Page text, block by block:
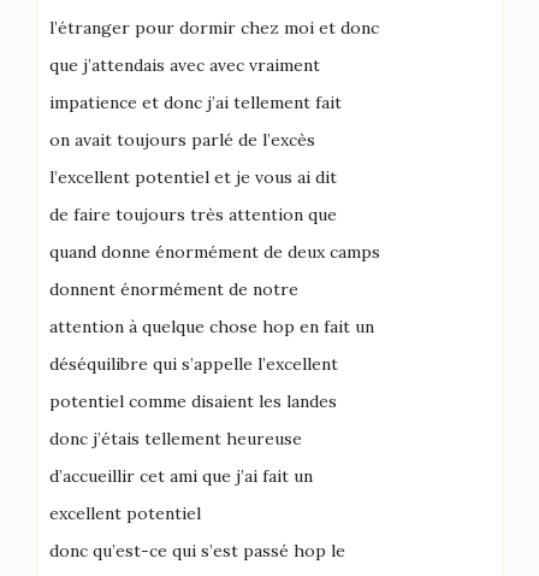
l’étranger pour dormir chez moi et donc
que j’attendais avec avec vraiment
impatience et donc j’ai tellement fait
on avait toujours parlé de l’excès
l’excellent potentiel et je vous ai dit
de faire toujours très attention que
quand donne énormément de deux camps
donnent énormément de notre
attention à quelque chose hop en fait un
déséquilibre qui s’appelle l’excellent
potentiel comme disaient les landes
donc j’étais tellement heureuse
d’accueillir cet ami que j’ai fait un
excellent potentiel
donc qu’est-ce qui s’est passé hop le